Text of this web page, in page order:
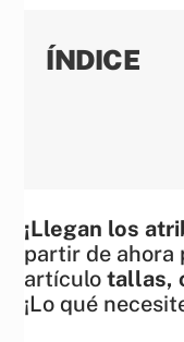
ÍNDICE
¡Llegan los
partir de ahora
artículotallas,
¡Lo qué